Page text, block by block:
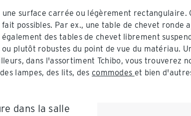
surface carrée ou légèrement rectangulaire.
possibles. Par ex., une table de chevet ronde
également des tables de chevet librement
plutôt robustes du point de vue du matériau.
dans l'assortiment Tchibo, vous trouverez
lampes, des lits, des commodes et bien
dans la salle